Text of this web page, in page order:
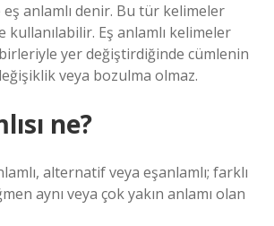
anlamlı denir. Bu tür kelimeler
Eş anlamlı kelimeler
yer değiştirdiğinde cümlenin
veya bozulma olmaz.
ne?
alternatif veya eşanlamlı; farklı
aynı veya çok yakın anlamı olan